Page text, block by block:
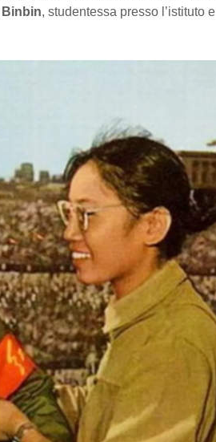
, studentessa presso l’istituto e